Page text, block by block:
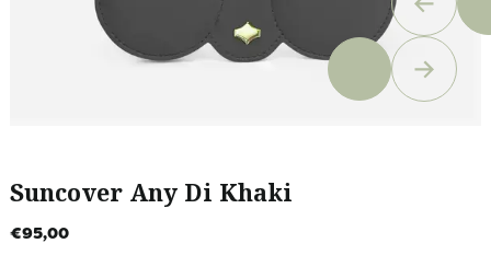
Suncover Any Di Khaki
€95,00